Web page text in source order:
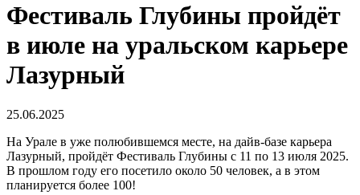
Фестиваль Глубины пройдёт
в июле на уральском карьере
Лазурный
25.06.2025
На Урале в уже полюбившемся месте, на дайв-базе карьера
Лазурный, пройдёт Фестиваль Глубины с 11 по 13 июля 2025.
В прошлом году его посетило около 50 человек, а в этом
планируется более 100!